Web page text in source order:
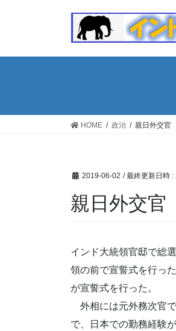
HOME 政治 親日外交官
2019-06-02 / 最終更新日時 :
親日外交官
インド大統領官邸で総
領の前で宣誓式を行っ
が宣誓式を行った。
外相には元外務次官
で、日本での勤務経験